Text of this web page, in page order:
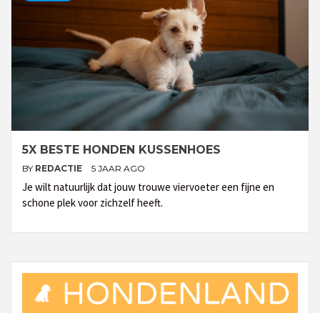
5X BESTE HONDEN KUSSENHOES
BY REDACTIE 5 JAAR AGO
Je wilt natuurlijk dat jouw trouwe viervoeter een fijne en
schone plek voor zichzelf heeft.